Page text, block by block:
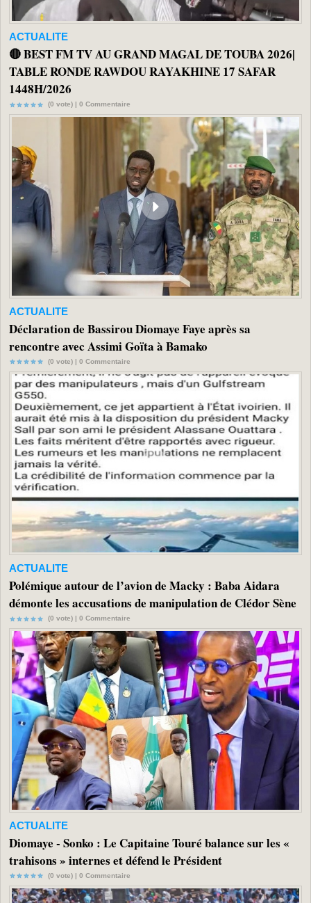
ACTUALITE
🔴 BEST FM TV AU GRAND MAGAL DE TOUBA 2026|
TABLE RONDE RAWDOU RAYAKHINE 17 SAFAR
1448H/2026
(0 vote) | 0 Commentaire
ACTUALITE
Déclaration de Bassirou Diomaye Faye après sa
rencontre avec Assimi Goïta à Bamako
(0 vote) | 0 Commentaire
ACTUALITE
Polémique autour de l’avion de Macky : Baba Aidara
démonte les accusations de manipulation de Clédor Sène
(0 vote) | 0 Commentaire
ACTUALITE
Diomaye - Sonko : Le Capitaine Touré balance sur les «
trahisons » internes et défend le Président
(0 vote) | 0 Commentaire